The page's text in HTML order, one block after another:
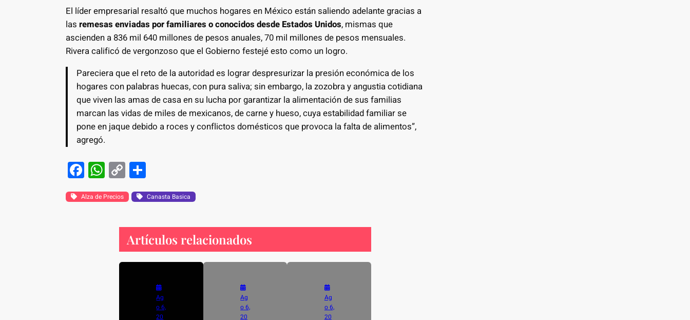
El líder empresarial resaltó que muchos hogares en México están saliendo adelante gracias a
las remesas enviadas por familiares o conocidos desde Estados Unidos, mismas que
ascienden a 836 mil 640 millones de pesos anuales, 70 mil millones de pesos mensuales.
Rivera calificó de vergonzoso que el Gobierno festejé esto como un logro.
Pareciera que el reto de la autoridad es lograr despresurizar la presión económica de los
hogares con palabras huecas, con pura saliva; sin embargo, la zozobra y angustia cotidiana
que viven las amas de casa en su lucha por garantizar la alimentación de sus familias
marcan las vidas de miles de mexicanos, de carne y hueso, cuya estabilidad familiar se
pone en jaque debido a roces y conflictos domésticos que provoca la falta de alimentos”,
agregó.
F
a
c
W
h
at
C
o
p
Li
n
k
h
ar
Alza de Precios Canasta Basica
Artículos relacionados
Ag
o 6,
20
Ag
o 6,
20
Ag
o 6,
20